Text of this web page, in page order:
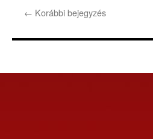
← Korábbi bejegyzés